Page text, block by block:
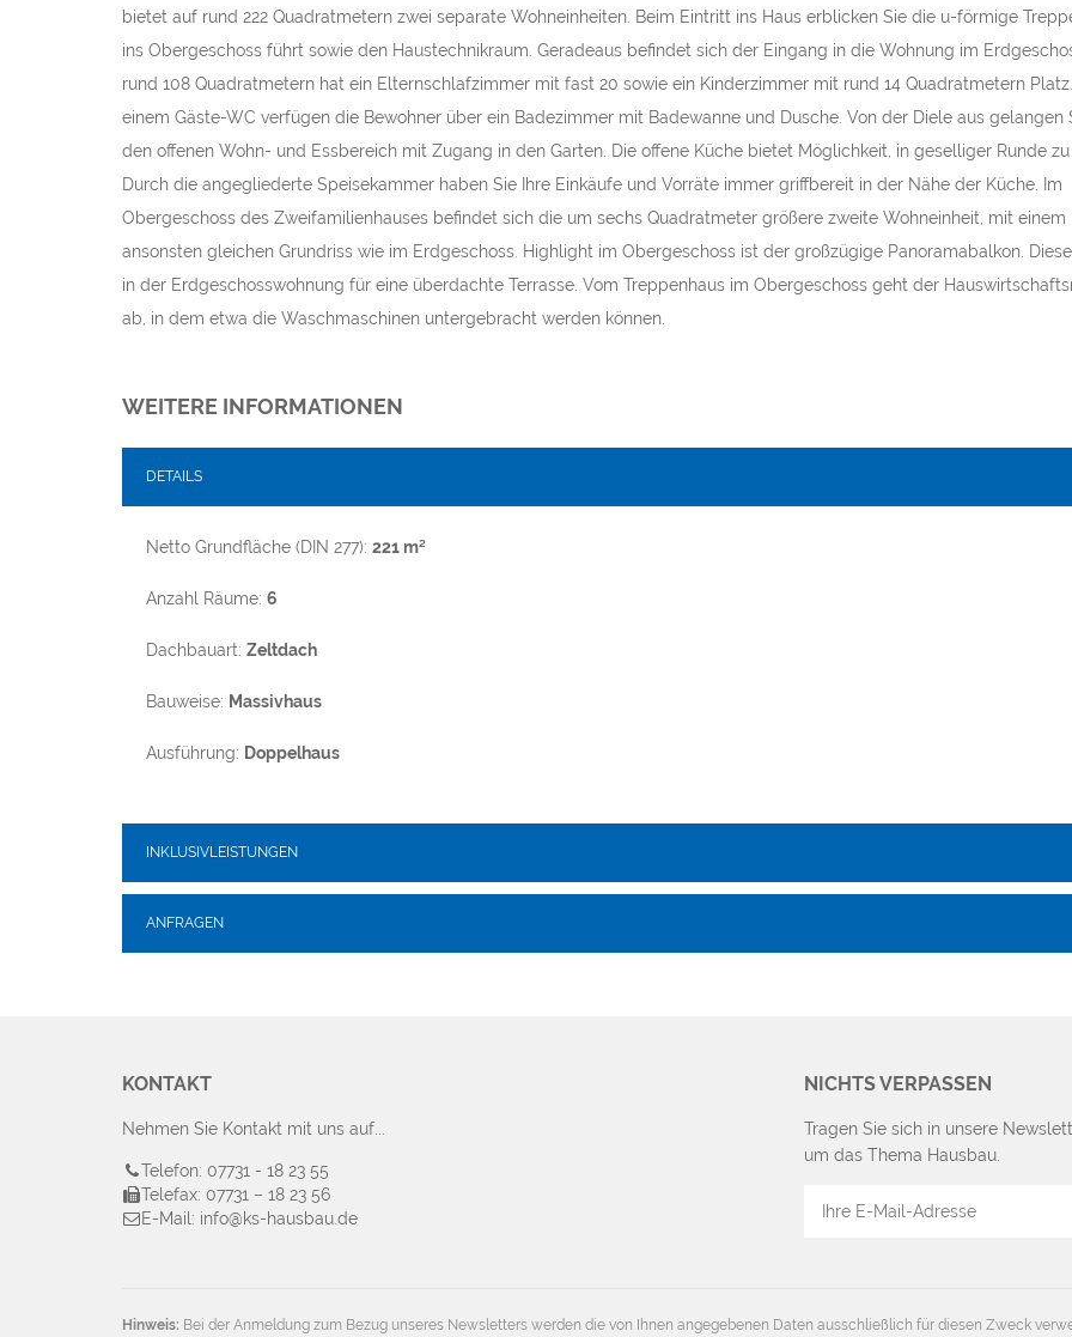
bietet auf rund 222 Quadratmetern zwei separate Wohneinheiten. Beim Eintritt ins Haus erblicken Sie die u-förmige
ins Obergeschoss führt sowie den Haustechnikraum. Geradeaus befindet sich der Eingang in die Wohnung im
rund 108 Quadratmetern hat ein Elternschlafzimmer mit fast 20 sowie ein Kinderzimmer mit rund 14 Quadratmetern
einem Gäste-WC verfügen die Bewohner über ein Badezimmer mit Badewanne und Dusche. Von der Diele aus gelangen
den offenen Wohn- und Essbereich mit Zugang in den Garten. Die offene Küche bietet Möglichkeit, in geselliger Runde zu
Durch die angegliederte Speisekammer haben Sie Ihre Einkäufe und Vorräte immer griffbereit in der Nähe der Küche. Im
Obergeschoss des Zweifamilienhauses befindet sich die um sechs Quadratmeter größere zweite Wohneinheit, mit einem
ansonsten gleichen Grundriss wie im Erdgeschoss. Highlight im Obergeschoss ist der großzügige Panoramabalkon.
in der Erdgeschosswohnung für eine überdachte Terrasse. Vom Treppenhaus im Obergeschoss geht der
ab, in dem etwa die Waschmaschinen untergebracht werden können.
WEITERE INFORMATIONEN
DETAILS
Netto Grundfläche (DIN 277): 221 m²
Anzahl Räume: 6
Dachbauart: Zeltdach
Bauweise: Massivhaus
Ausführung: Doppelhaus
INKLUSIVLEISTUNGEN
ANFRAGEN
KONTAKT
Nehmen Sie Kontakt mit uns auf...
Telefon: 07731 - 18 23 55
Telefax: 07731 – 18 23 56
E-Mail: info@ks-hausbau.de
NICHTS VERPASSEN
Tragen Sie sich in unsere
um das Thema Hausbau.
Hinweis: Bei der Anmeldung zum Bezug unseres Newsletters werden die von Ihnen angegebenen Daten ausschließlich für diesen Zweck